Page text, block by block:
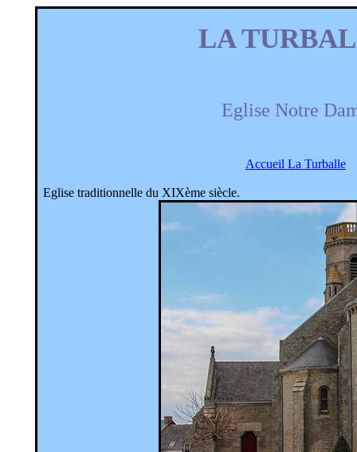
LA
Eglise Notre
Accueil La Turballe
Eglise traditionnelle du XIXème siècle.